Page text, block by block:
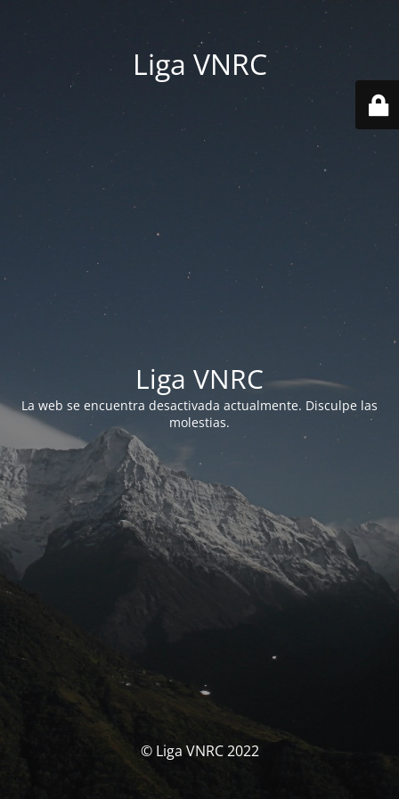
Liga VNRC
Liga VNRC
La web se encuentra desactivada actualmente. Disculpe las
molestias.
© Liga VNRC 2022